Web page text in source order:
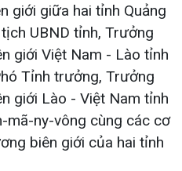
giới giữa hai tỉnh Quảng
UBND tỉnh, Trưởng
giới Việt Nam - Lào tỉnh
Tỉnh trưởng, Trưởng
giới Lào - Việt Nam tỉnh
mã-ny-vông cùng các cơ
biên giới của hai tỉnh